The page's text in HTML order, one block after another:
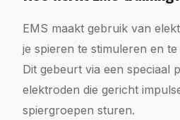
EMS maakt gebruik van
je spieren te stimuleren en
Dit gebeurt via een speciaal
elektroden die gericht
spiergroepen sturen.